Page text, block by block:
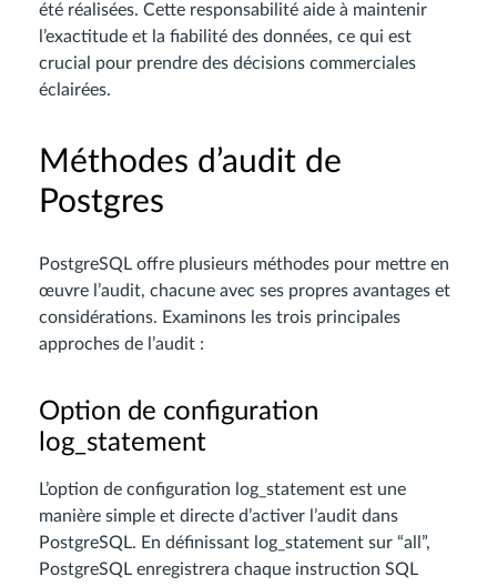
été réalisées. Cette responsabilité aide à maintenir
l’exactitude et la fiabilité des données, ce qui est
crucial pour prendre des décisions commerciales
éclairées.
Méthodes d’audit de
Postgres
PostgreSQL offre plusieurs méthodes pour mettre en
œuvre l’audit, chacune avec ses propres avantages et
considérations. Examinons les trois principales
approches de l’audit :
Option de configuration
log_statement
L’option de configuration log_statement est une
manière simple et directe d’activer l’audit dans
PostgreSQL. En définissant log_statement sur “all”,
PostgreSQL enregistrera chaque instruction SQL